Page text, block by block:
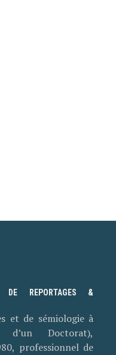
DE REPORTAGES &
et de sémiologie à
Doctorat),
professionnel de